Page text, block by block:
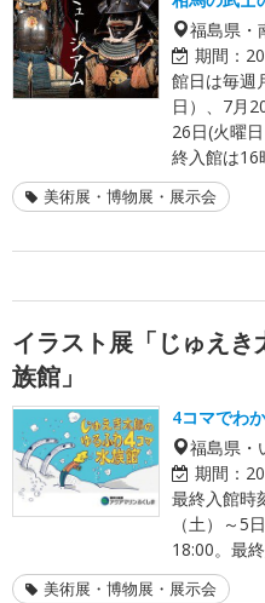
福島県・
期間：
館日は毎週
日）、7月
26日(火曜
終入館は16
美術展・博物展・展示会
イラスト展「じゅえ
族館」
4コマでわ
福島県・
期間：
最終入館時
（土）～5
18:00。最
美術展・博物展・展示会